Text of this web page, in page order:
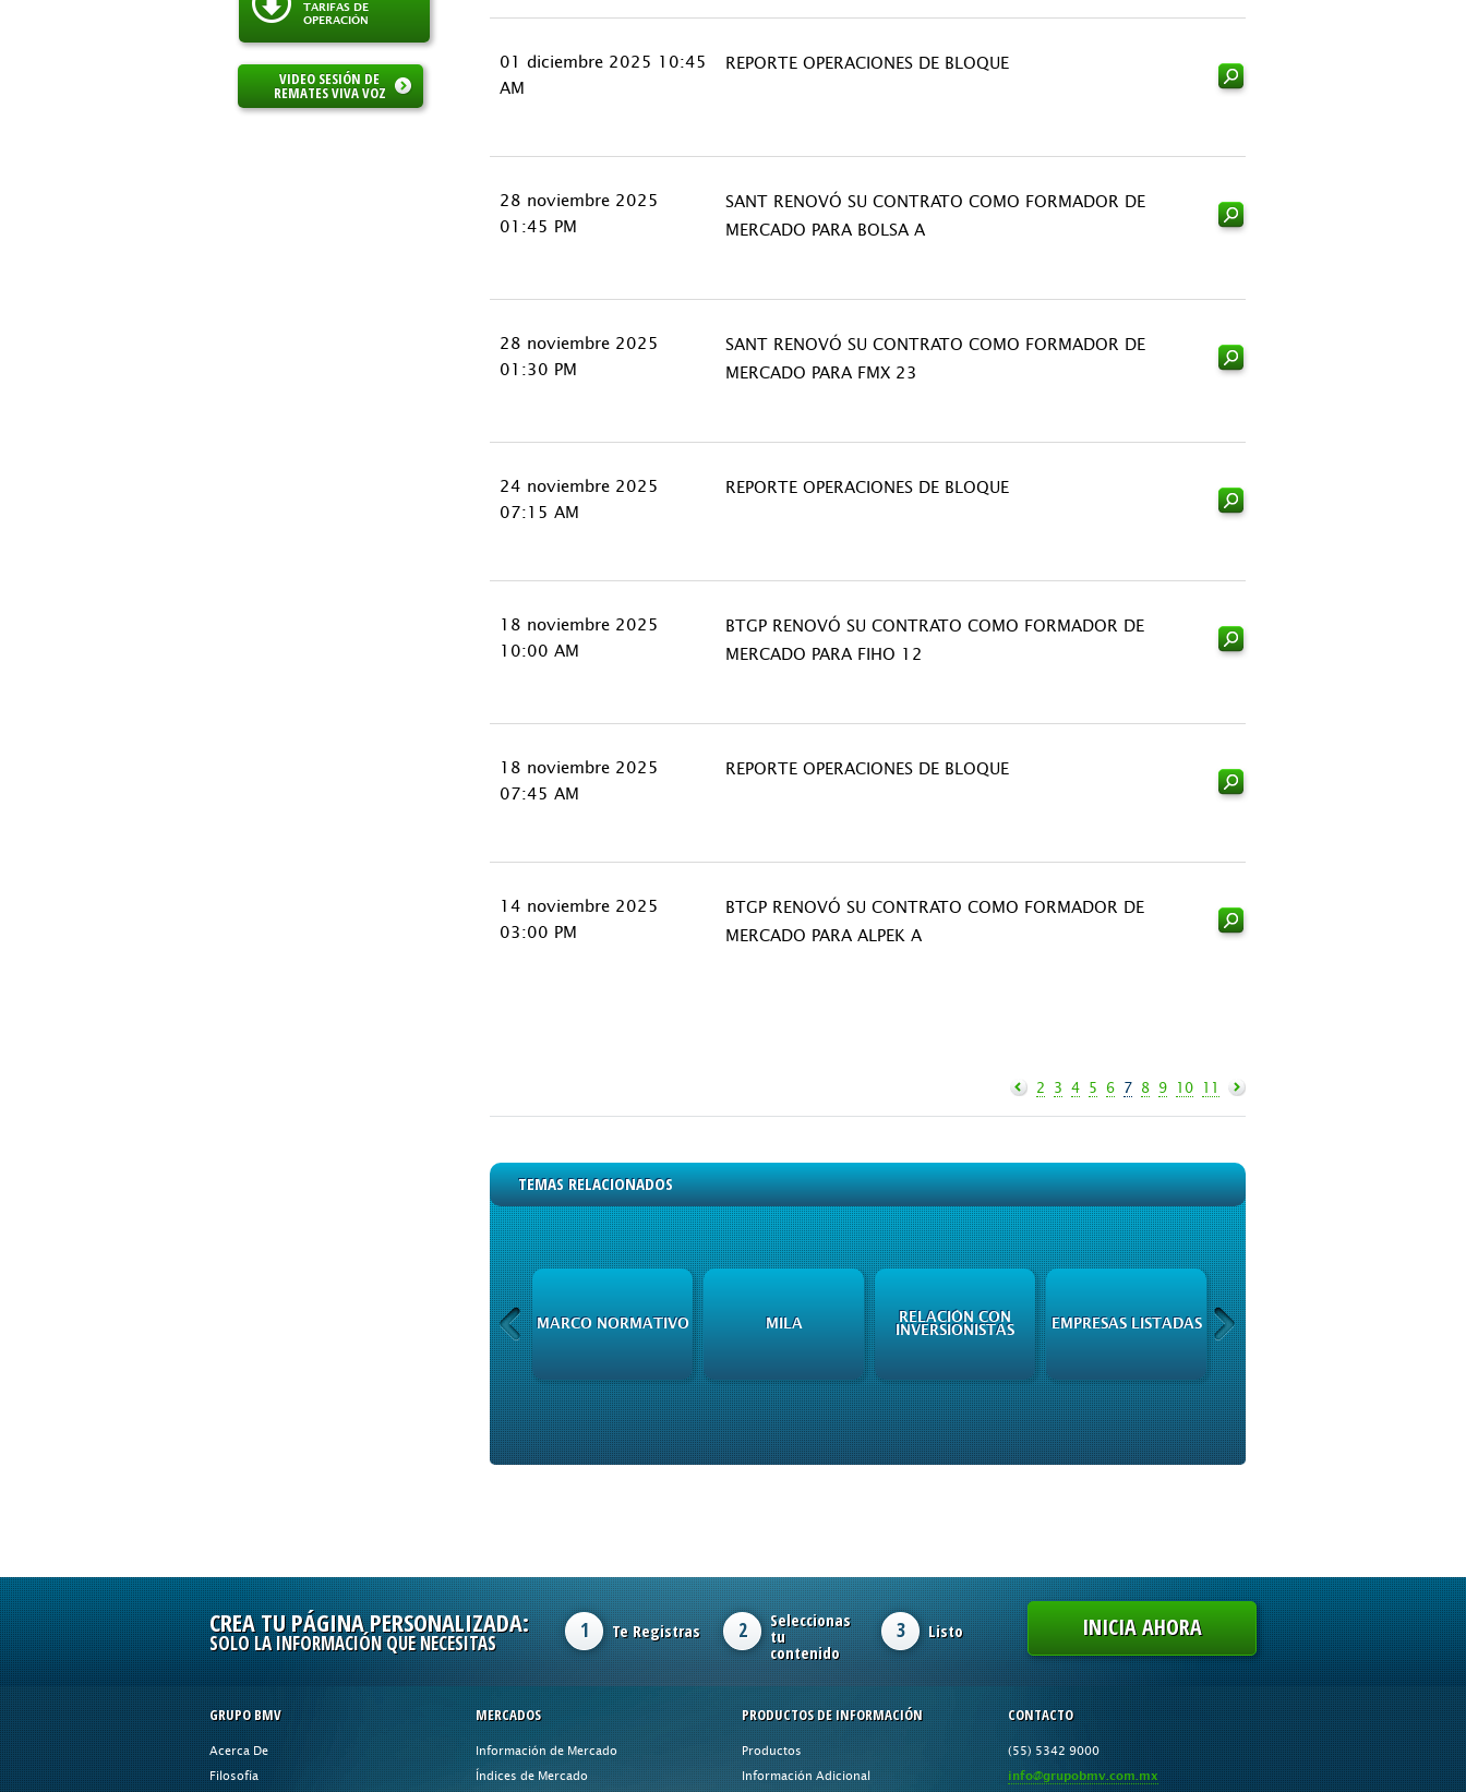
TARIFAS DE
OPERACIÓN
VIDEO SESIÓN DE
REMATES VIVA VOZ
01 diciembre 2025 10:45
AM
REPORTE OPERACIONES DE BLOQUE
28 noviembre 2025
01:45 PM
SANT RENOVÓ SU CONTRATO COMO FORMADOR DE
MERCADO PARA BOLSA A
28 noviembre 2025
01:30 PM
SANT RENOVÓ SU CONTRATO COMO FORMADOR DE
MERCADO PARA FMX 23
24 noviembre 2025
07:15 AM
REPORTE OPERACIONES DE BLOQUE
18 noviembre 2025
10:00 AM
BTGP RENOVÓ SU CONTRATO COMO FORMADOR DE
MERCADO PARA FIHO 12
18 noviembre 2025
07:45 AM
REPORTE OPERACIONES DE BLOQUE
14 noviembre 2025
03:00 PM
BTGP RENOVÓ SU CONTRATO COMO FORMADOR DE
MERCADO PARA ALPEK A
2 3 4 5 6 7 8 9 10 11
TEMAS RELACIONADOS
MARCO NORMATIVO MILA
RELACIÓN CON
INVERSIONISTAS
EMPRESAS LISTADAS
PROSPECTOS DE
CREA TU PÁGINA PERSONALIZADA:
SOLO LA INFORMACIÓN QUE NECESITAS
1 Te Registras 2 Seleccionas
tu
contenido
3 Listo INICIA AHORA
GRUPO BMV
Acerca De
Filosofía
MERCADOS
Información de Mercado
Índices de Mercado
PRODUCTOS DE INFORMACIÓN
Productos
Información Adicional
CONTACTO
(55) 5342 9000
info@grupobmv.com.mx